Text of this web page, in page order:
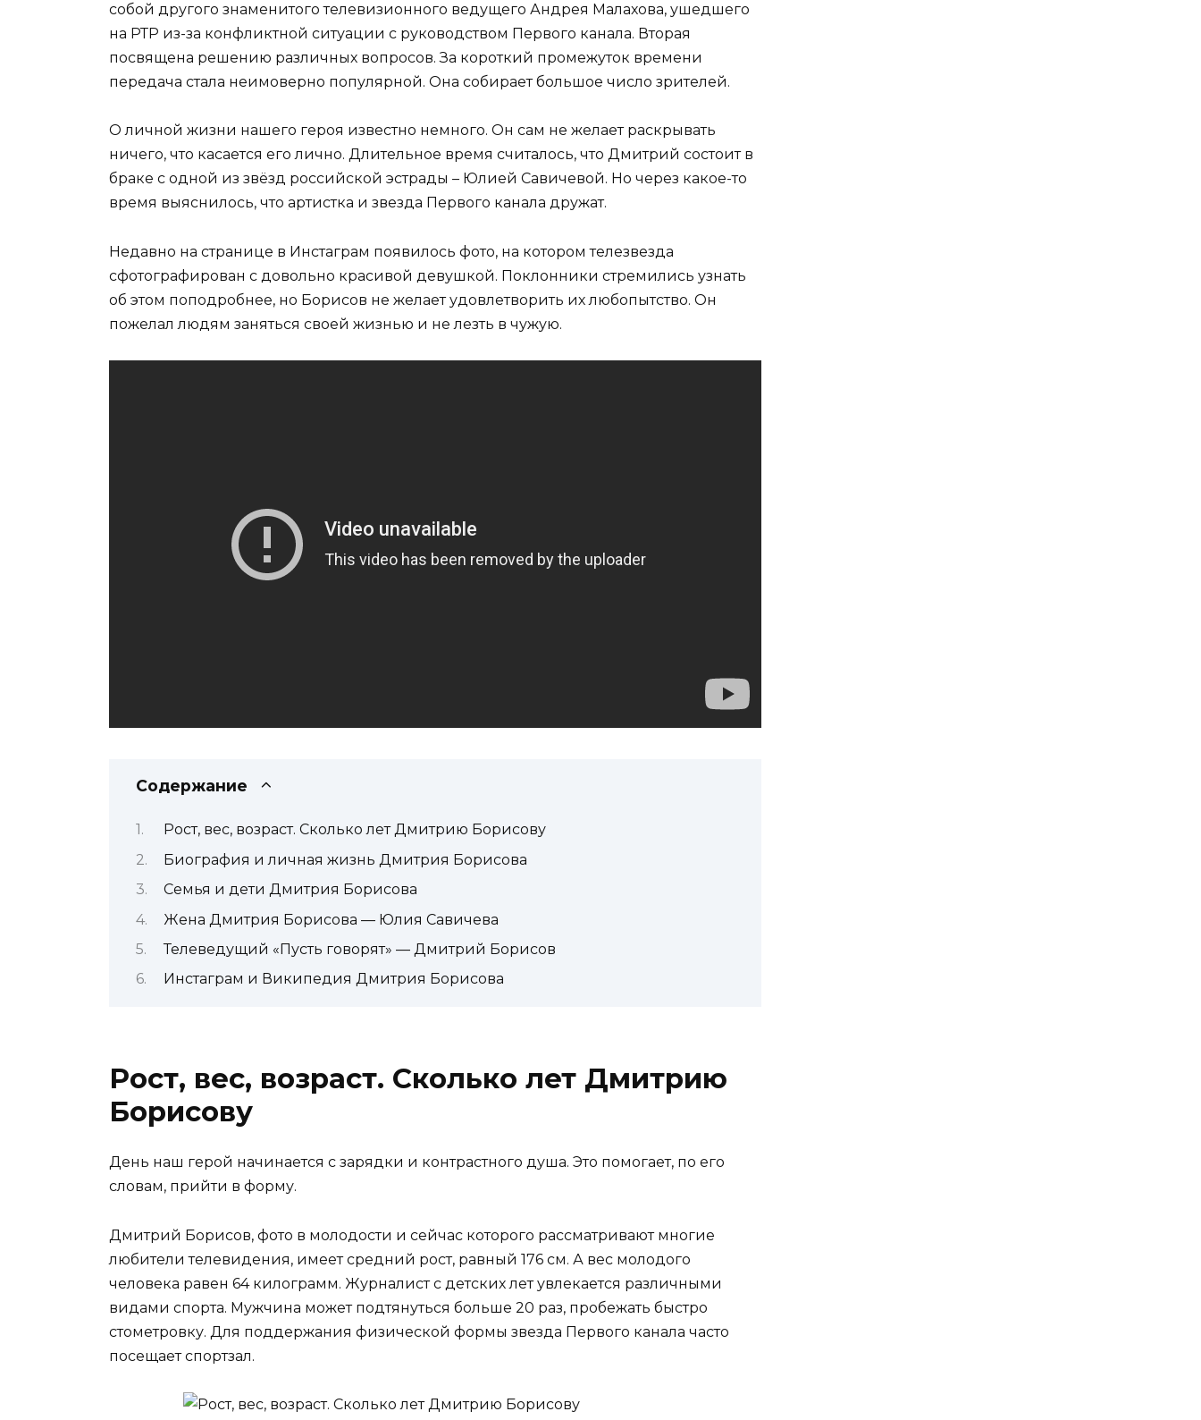
собой другого знаменитого телевизионного ведущего Андрея Малахова, ушедшего
на РТР из-за конфликтной ситуации с руководством Первого канала. Вторая
посвящена решению различных вопросов. За короткий промежуток времени
передача стала неимоверно популярной. Она собирает большое число зрителей.
О личной жизни нашего героя известно немного. Он сам не желает раскрывать
ничего, что касается его лично. Длительное время считалось, что Дмитрий состоит в
браке с одной из звёзд российской эстрады – Юлией Савичевой. Но через какое-то
время выяснилось, что артистка и звезда Первого канала дружат.
Недавно на странице в Инстаграм появилось фото, на котором телезвезда
сфотографирован с довольно красивой девушкой. Поклонники стремились узнать
об этом поподробнее, но Борисов не желает удовлетворить их любопытство. Он
пожелал людям заняться своей жизнью и не лезть в чужую.
Содержание
Рост, вес, возраст. Сколько лет Дмитрию Борисову
Биография и личная жизнь Дмитрия Борисова
Семья и дети Дмитрия Борисова
Жена Дмитрия Борисова — Юлия Савичева
Телеведущий «Пусть говорят» — Дмитрий Борисов
Инстаграм и Википедия Дмитрия Борисова
Рост, вес, возраст. Сколько лет Дмитрию
Борисову
День наш герой начинается с зарядки и контрастного душа. Это помогает, по его
словам, прийти в форму.
Дмитрий Борисов, фото в молодости и сейчас которого рассматривают многие
любители телевидения, имеет средний рост, равный 176 см. А вес молодого
человека равен 64 килограмм. Журналист с детских лет увлекается различными
видами спорта. Мужчина может подтянуться больше 20 раз, пробежать быстро
стометровку. Для поддержания физической формы звезда Первого канала часто
посещает спортзал.